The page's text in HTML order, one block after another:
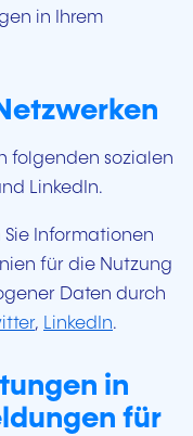
in Ihrem
folgenden sozialen
LinkedIn.
Informationen
für die Nutzung
Daten durch
, LinkedIn.
in
für